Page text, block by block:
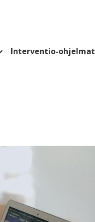
Interventio-ohjelmat